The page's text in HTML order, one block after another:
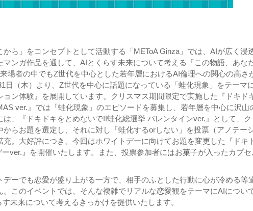
から」をコンセプトとして活動する「METoA Ginza」では、AIが広く浸
ンガ作品を通して、AIとくらす未来について考える『この物語、あな
場者の中でもZ世代を中心とした若年層におけるAI倫理への関心の高さ
日（木）より、Z世代を中心に話題になっている「蛙化現象」をテーマ
ン体験』を展開しています。クリスマス期間限定で実施した『ドキド
ver.』では「蛙化現象」のエピソードを募集し、若年層を中心に沢山
、『ドキドキをとめないで!!蛙化総選挙 バレンタインver.』として、ク
らお題を選定し、それに対し「蛙化するorしない」を投票（アノテー
。大好評につき、今回はホワイトデーに向けてお題を変更した『ドキ
ver.』を開催いたします。また、投票参加者にはお菓子が入ったカプセ
ーでも恋愛が盛り上がる一方で、相手のふとした行動に心が冷める等
このイベントでは、そんな複雑でリアルな恋愛観をテーマにAIについ
未来について考えるきっかけを提供いたします。